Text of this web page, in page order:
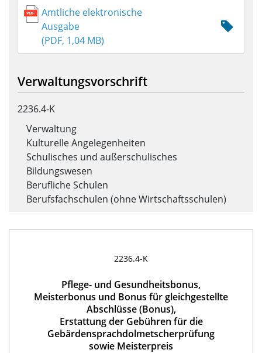
Amtliche elektronische
Ausgabe
(PDF, 1,04 MB)
Verwaltungsvorschrift
2236.4-K
Verwaltung
Kulturelle Angelegenheiten
Schulisches und außerschulisches
Bildungswesen
Berufliche Schulen
Berufsfachschulen (ohne Wirtschaftsschulen)
2236.4-K
Pflege- und Gesundheitsbonus,
Meisterbonus und Bonus für gleichgestellte
Abschlüsse (Bonus),
Erstattung der Gebühren für die
Gebärdensprachdolmetscherprüfung
sowie Meisterpreis